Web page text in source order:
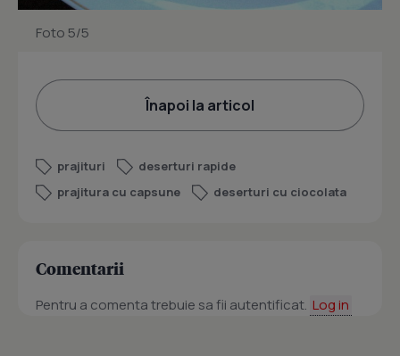
Foto 5/5
Înapoi la articol
prajituri
deserturi rapide
prajitura cu capsune
deserturi cu ciocolata
Comentarii
Pentru a comenta trebuie sa fii autentificat. Log in